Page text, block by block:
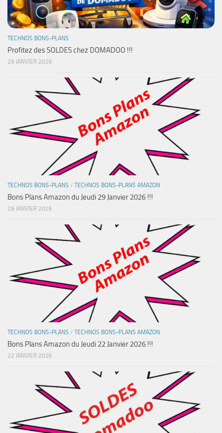
TECHNOS BONS-PLANS
Profitez des SOLDES chez DOMADOO !!!
29 JANVIER 2026
TECHNOS BONS-PLANS / TECHNOS BONS-PLANS AMAZON
Bons Plans Amazon du Jeudi 29 Janvier 2026 !!!
29 JANVIER 2026
TECHNOS BONS-PLANS / TECHNOS BONS-PLANS AMAZON
Bons Plans Amazon du Jeudi 22 Janvier 2026 !!!
22 JANVIER 2026